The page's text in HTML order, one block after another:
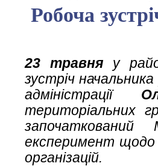
Робоча
23 травня у
зустріч
адміністрації
територіальних
експеримент щодо
організацій.